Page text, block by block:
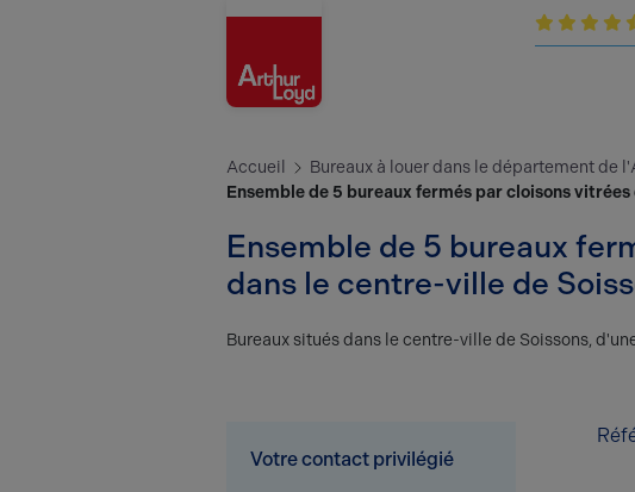
Accueil Bureaux à louer dans le département de
Ensemble de 5 bureaux fermés par cloisons
Ensemble de 5 bureaux
dans le centre-ville de
Bureaux situés dans le centre-ville de Soissons,
Votre contact privilégié